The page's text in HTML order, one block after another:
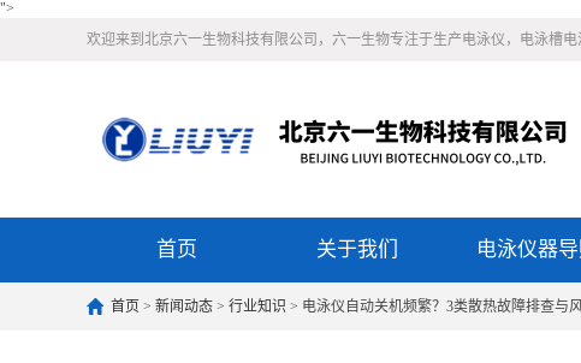
">
欢迎来到北京六一生物科技有限公司，六一生物专注于生产电泳仪，电泳槽
首页 关于我们 电泳仪器
首页 > 新闻动态 > 行业知识 > 电泳仪自动关机频繁？3类散热故障排查与